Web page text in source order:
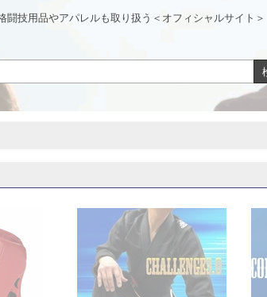
闘技用品やアパレルも取り扱う＜オフィシャルサイト＞